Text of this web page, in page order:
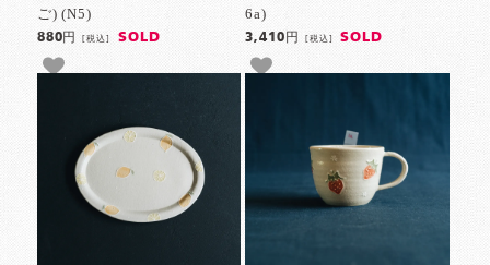
ご) (N5)
880円[税込] SOLD
6a)
3,410円 [税込] SOLD